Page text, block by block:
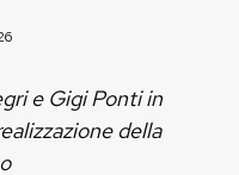
e Gigi Ponti in
della